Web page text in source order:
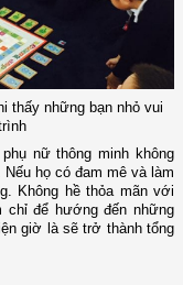
thấy những bạn nhỏ vui
nữ thông minh không
họ có đam mê và làm
Không hề thỏa mãn với
chỉ để hướng đến những
giờ là sẽ trở thành tổng